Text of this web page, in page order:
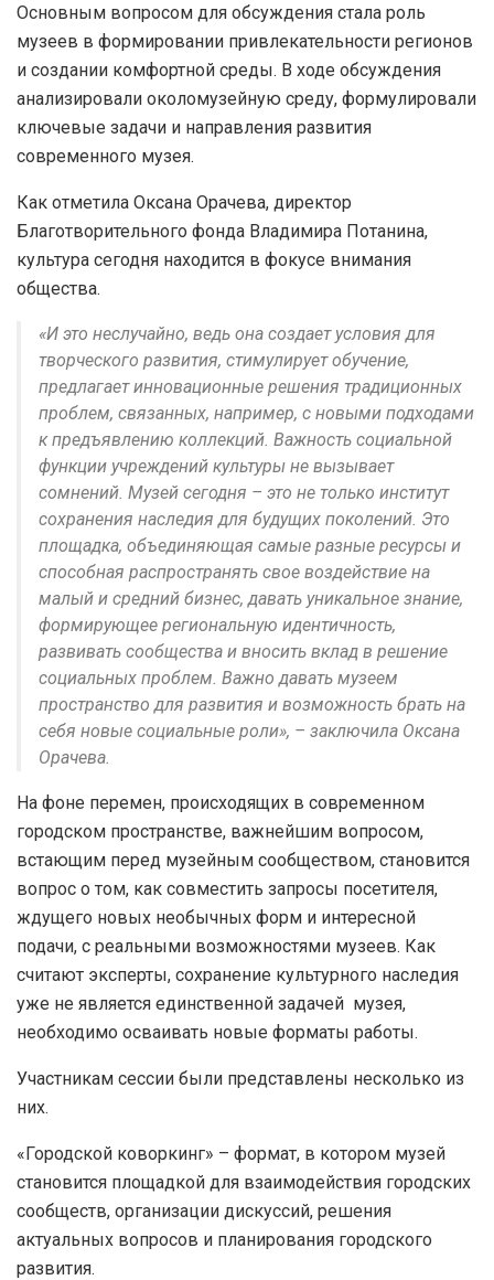
Основным вопросом для обсуждения стала роль
музеев в формировании привлекательности регионов
и создании комфортной среды. В ходе обсуждения
анализировали околомузейную среду, формулировали
ключевые задачи и направления развития
современного музея.
Как отметила Оксана Орачева, директор
Благотворительного фонда Владимира Потанина,
культура сегодня находится в фокусе внимания
общества.
«И это неслучайно, ведь она создает условия для
творческого развития, стимулирует обучение,
предлагает инновационные решения традиционных
проблем, связанных, например, с новыми подходами
к предъявлению коллекций. Важность социальной
функции учреждений культуры не вызывает
сомнений. Музей сегодня – это не только институт
сохранения наследия для будущих поколений. Это
площадка, объединяющая самые разные ресурсы и
способная распространять свое воздействие на
малый и средний бизнес, давать уникальное знание,
формирующее региональную идентичность,
развивать сообщества и вносить вклад в решение
социальных проблем. Важно давать музеем
пространство для развития и возможность брать на
себя новые социальные роли», – заключила Оксана
Орачева.
На фоне перемен, происходящих в современном
городском пространстве, важнейшим вопросом,
встающим перед музейным сообществом, становится
вопрос о том, как совместить запросы посетителя,
ждущего новых необычных форм и интересной
подачи, с реальными возможностями музеев. Как
считают эксперты, сохранение культурного наследия
уже не является единственной задачей музея,
необходимо осваивать новые форматы работы.
Участникам сессии были представлены несколько из
них.
«Городской коворкинг» – формат, в котором музей
становится площадкой для взаимодействия городских
сообществ, организации дискуссий, решения
актуальных вопросов и планирования городского
развития.